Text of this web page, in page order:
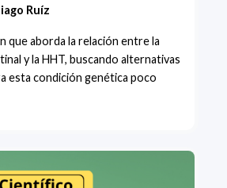
Ruíz
que aborda la relación entre la
y la HHT, buscando alternativas
esta condición genética poco